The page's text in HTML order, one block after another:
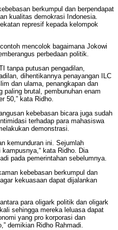
berkumpul dan berpendapat
kualitas demokrasi Indonesia.
represif kepada kelompok
mencolok bagaimana Jokowi
perbedaan politik.
tanpa putusan pengadilan,
dihentikannya penayangan ILC
dan ulama, penangkapan dan
brutal, pembunuhan enam
50,” kata Ridho.
kebebasan bicara juga sudah
terhadap para mahasiswa
demonstrasi.
kemunduran ini. Sejumlah
kata Ridho. Dia
pada pemerintahan sebelumnya.
kebebasan berkumpul dan
kekuasaan dapat dijalankan
para oligark politik dan oligark
sehingga mereka leluasa dapat
yang pro korporasi dan
demikian Ridho Rahmadi.